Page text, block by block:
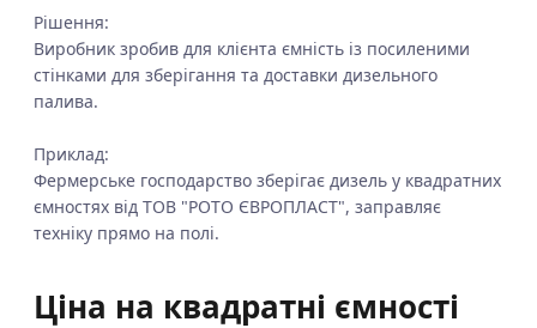
Рішення:
Виробник зробив для клієнта ємність із посиленими
стінками для зберігання та доставки дизельного
палива.
Приклад:
Фермерське господарство зберігає дизель у квадратних
ємностях від ТОВ "РОТО ЄВРОПЛАСТ", заправляє
техніку прямо на полі.
Ціна на квадратні ємності